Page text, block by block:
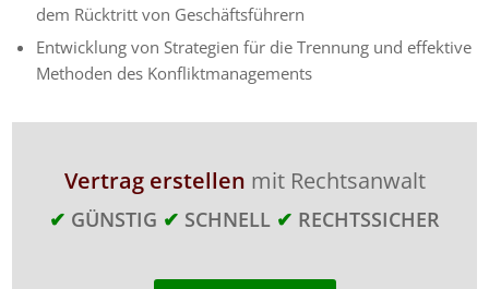
dem Rücktritt von Geschäftsführern
Entwicklung von Strategien für die Trennung und effektive
Methoden des Konfliktmanagements
Vertrag erstellen mit Rechtsanwalt
✔ GÜNSTIG ✔ SCHNELL ✔ RECHTSSICHER